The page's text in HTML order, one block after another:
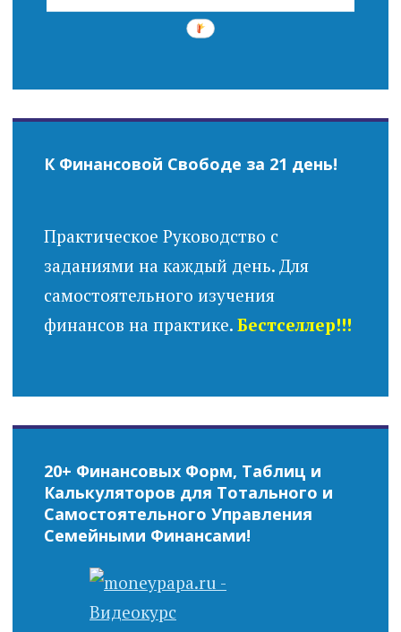
К Финансовой Свободе за 21 день!
Практическое Руководство с
заданиями на каждый день. Для
самостоятельного изучения
финансов на практике. Бестселлер!!!
20+ Финансовых Форм, Таблиц и
Калькуляторов для Тотального и
Самостоятельного Управления
Семейными Финансами!